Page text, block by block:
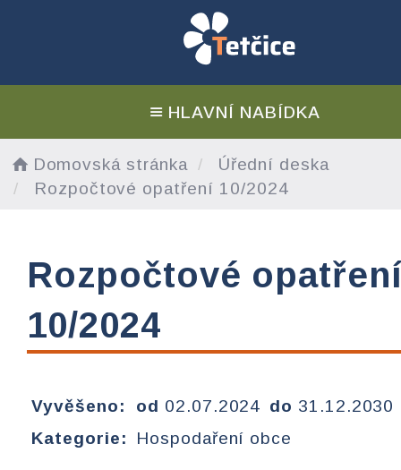
HLAVNÍ NABÍDKA
Domovská stránka
Úřední deska
Rozpočtové opatření 10/2024
Rozpočtové
10/2024
Vyvěšeno: od 02.07.2024 do 31.12.2030
Kategorie:
Hospodaření obce